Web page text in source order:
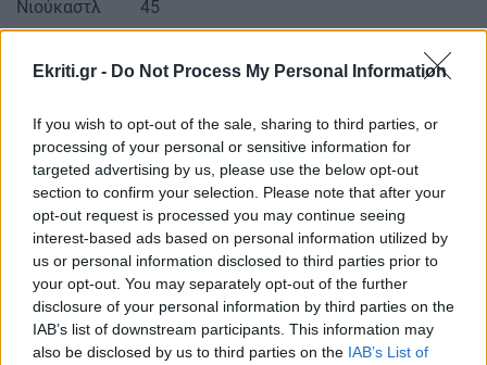
Ekriti.gr - Do Not Process My Personal Information
If you wish to opt-out of the sale, sharing to third parties, or
processing of your personal or sensitive information for
targeted advertising by us, please use the below opt-out
section to confirm your selection. Please note that after your
opt-out request is processed you may continue seeing
interest-based ads based on personal information utilized by
us or personal information disclosed to third parties prior to
your opt-out. You may separately opt-out of the further
disclosure of your personal information by third parties on the
IAB’s list of downstream participants. This information may
also be disclosed by us to third parties on the IAB’s List of
Νιούκαστλ 45
Νότιγχαμ Φόρεστ 42
Τότεναμ 37
Γουέστ Χαμ 36
Μπέρνλι 20 --Υποβιβάστηκε--
Γουλβς 18 -36αγ. --Υποβιβάστηκε--
ΔΙΑΒΑΣΤΕ ΑΚΟΜΑ